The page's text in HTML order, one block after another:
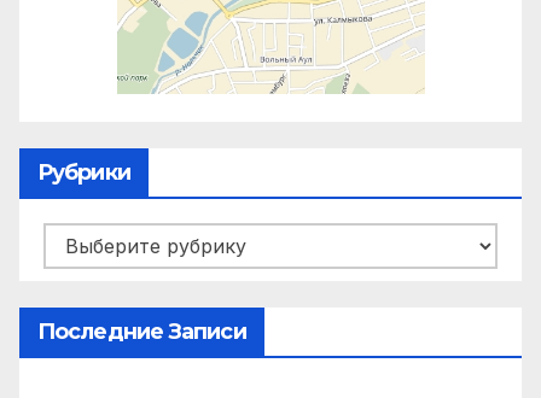
Рубрики
Рубрики
Последние Записи